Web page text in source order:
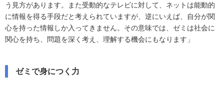
う見方があります。また受動的なテレビに対して、ネットは能動的
に情報を得る手段だと考えられていますが、逆にいえば、自分が関
心を持った情報しか入ってきません。その意味では、ゼミは社会に
関心を持ち、問題を深く考え、理解する機会にもなります」
ゼミで身につく力